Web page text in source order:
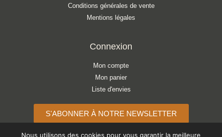
Conditions générales de vente
Mentions légales
Connexion
Mon compte
Mon panier
Liste d'envies
S'ABONNER À NOTRE NEWSLETTER
Nous utilisons des cookies pour vous garantir la meilleure